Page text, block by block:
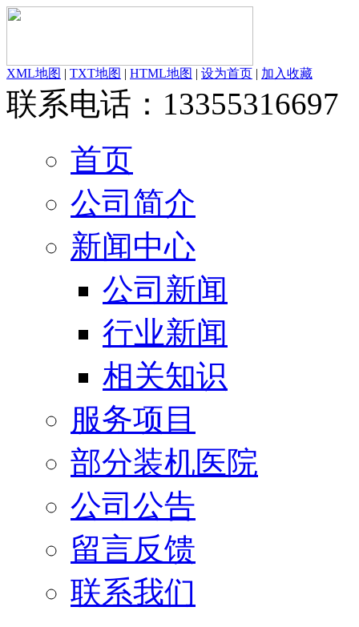
XML地图 | TXT地图 | HTML地图 | 设为首页 | 加入收藏
联系电话：13355316697
首页
公司简介
新闻中心
公司新闻
行业新闻
相关知识
服务项目
部分装机医院
公司公告
留言反馈
联系我们